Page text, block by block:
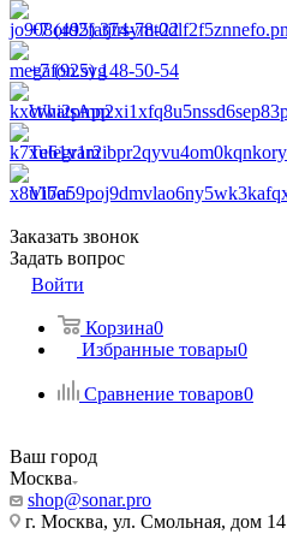
+7 (495) 374-78-22
+7 (925) 148-50-54
WhatsApp
Telegram
Viber
Заказать звонок
Задать вопрос
Войти
Корзина0
Избранные товары0
Сравнение товаров0
Ваш город
Москва
shop@sonar.pro
г. Москва, ул. Смольная, дом 14